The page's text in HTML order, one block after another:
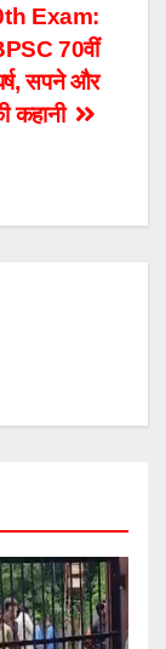
Exam:
70वीं
सपने और
कहानी